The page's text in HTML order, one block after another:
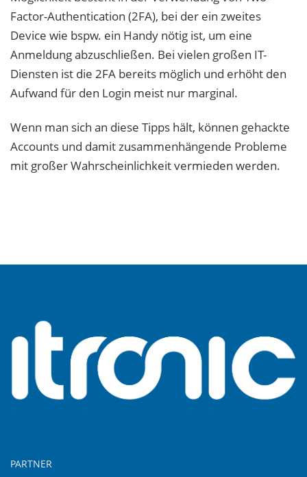
Factor-Authentication (2FA), bei der ein zweites
Device wie bspw. ein Handy nötig ist, um eine
Anmeldung abzuschließen. Bei vielen großen IT-
Diensten ist die 2FA bereits möglich und erhöht den
Aufwand für den Login meist nur marginal.
Wenn man sich an diese Tipps hält, können gehackte
Accounts und damit zusammenhängende Probleme
mit großer Wahrscheinlichkeit vermieden werden.
PARTNER